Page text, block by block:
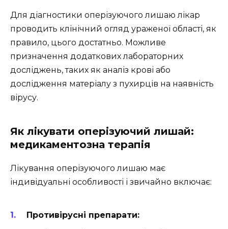
Для діагностики оперізуючого лишаю лікар
проводить клінічний огляд ураженої області, як
правило, цього достатньо. Можливе
призначення додаткових лабораторних
досліджень, таких як аналіз крові або
дослідження матеріалу з пухирців на наявність
вірусу.
Як лікувати оперізуючий лишай:
медикаментозна терапія
Лікування оперізуючого лишаю має
індивідуальні особливості і звичайно включає:
Противірусні препарати: